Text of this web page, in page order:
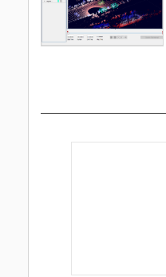
Калибровка и cочетание датчиков